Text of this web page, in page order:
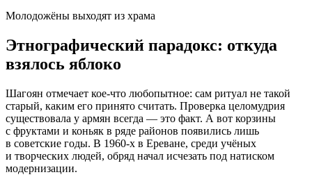
Молодожёны выходят из храма
Этнографический парадокс: откуда
взялось яблоко
Шагоян отмечает кое-что любопытное: сам ритуал не такой
старый, каким его принято считать. Проверка целомудрия
существовала у армян всегда — это факт. А вот корзины
с фруктами и коньяк в ряде районов появились лишь
в советские годы. В 1960-х в Ереване, среди учёных
и творческих людей, обряд начал исчезать под натиском
модернизации.